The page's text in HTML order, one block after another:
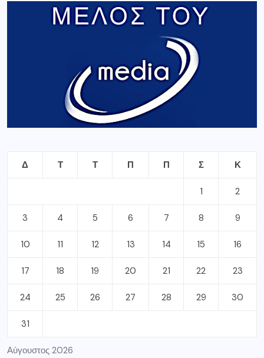
Αύγουστος 2026
Δ Τ Τ Π Π Σ Κ
1 2
3 4 5 6 7 8 9
10 11 12 13 14 15 16
17 18 19 20 21 22 23
24 25 26 27 28 29 30
31